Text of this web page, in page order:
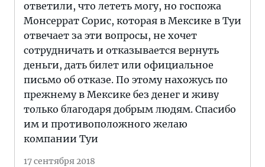
ответили, что лететь могу, но госпожа
Монсеррат Сорис, которая в Мексике в Туи
отвечает за эти вопросы, не хочет
сотрудничать и отказывается вернуть
деньги, дать билет или официальное
письмо об отказе. По этому нахожусь по
прежнему в Мексике без денег и живу
только благодаря добрым людям. Спасибо
им и противоположного желаю
компании Туи
17 сентября 2018